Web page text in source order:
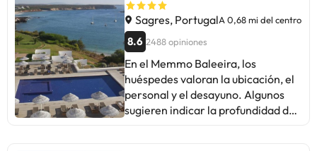
Sagres, PortugalA 0,68 mi del centro
8.6 2488 opiniones
En el Memmo Baleeira, los
huéspedes valoran la ubicación, el
personal y el desayuno. Algunos
sugieren indicar la profundidad de